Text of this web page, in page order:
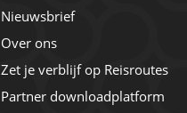
Nieuwsbrief
Over ons
Zet je verblijf op Reisroutes
Partner downloadplatform